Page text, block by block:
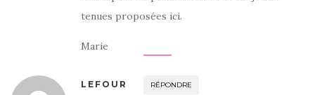
tenues proposées ici.
Marie
LEFOUR RÉPONDRE